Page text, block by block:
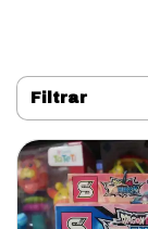
Filtrar